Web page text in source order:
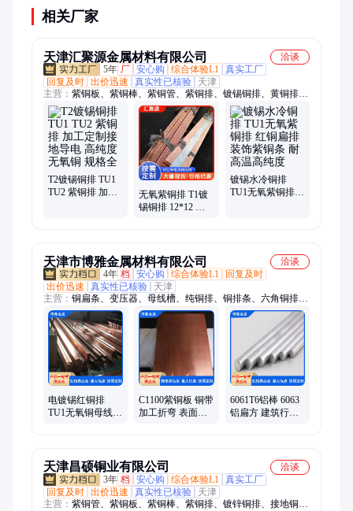
相关厂家
天津汇聚源金属材料有限公司
洽谈
5年 厂 安心购 综合体验L1 真实工厂
回复及时 出价迅速 真实性已核验
天津
主营： 紫铜板、紫铜棒、紫铜管、紫铜排、镀锡铜排、黄铜排、
紫铜带、软连接、空调紫铜管、铜母线、紫铜箔、黄铜管、黄铜
棒、铜套
T2镀锡铜排 TU1
TU2 紫铜排 加工
无氧紫铜排 T1镀
锡铜排 12*12 电
镀锡水冷铜排
TU1无氧紫铜排
天津市博雅金属材料有限公司
洽谈
4年 档 安心购 综合体验L1
回复及时
出价迅速
真实性已核验
天津
主营： 铜扁条、变压器、母线槽、纯铜排、铜排条、六角铜排、
包塑铜排、配电铜排、接地铜排、镀锡铜排、铜排模具、定尺铜
排、水冷铜排、异形铜排、铜排定做、铜母线、防铜条、tmr铜
条、导电器材、纯铜卷排、实心铜条、紫铜卷排、导电铜条、工
业纯铜、接地铜条
电镀锡红铜排
TU1无氧铜母线
C1100紫铜板 铜带
加工折弯 表面光
6061T6铝棒 6063
铝扁方 建筑行业
天津昌硕铜业有限公司
洽谈
3年 档 安心购 综合体验L1
真实工厂
回复及时 出价迅速 真实性已核验
天津
主营： 紫铜管、紫铜板、紫铜棒、紫铜排、镀锌铜排、接地铜